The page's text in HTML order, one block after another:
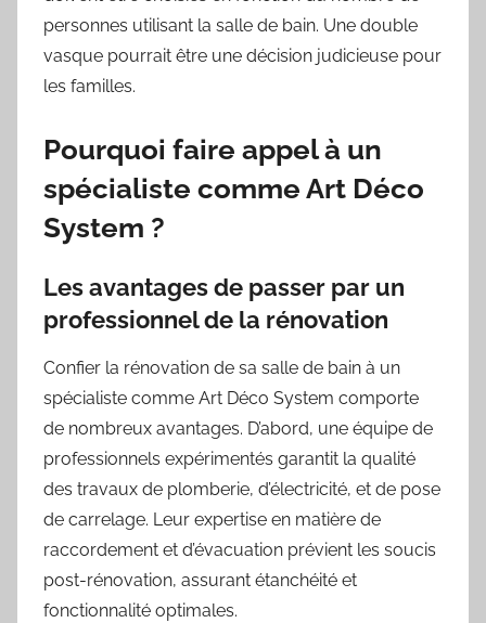
personnes utilisant la salle de bain. Une double
vasque pourrait être une décision judicieuse pour
les familles.
Pourquoi faire appel à un
spécialiste comme Art Déco
System ?
Les avantages de passer par un
professionnel de la rénovation
Confier la rénovation de sa salle de bain à un
spécialiste comme Art Déco System comporte
de nombreux avantages. D’abord, une équipe de
professionnels expérimentés garantit la qualité
des travaux de plomberie, d’électricité, et de pose
de carrelage. Leur expertise en matière de
raccordement et d’évacuation prévient les soucis
post-rénovation, assurant étanchéité et
fonctionnalité optimales.